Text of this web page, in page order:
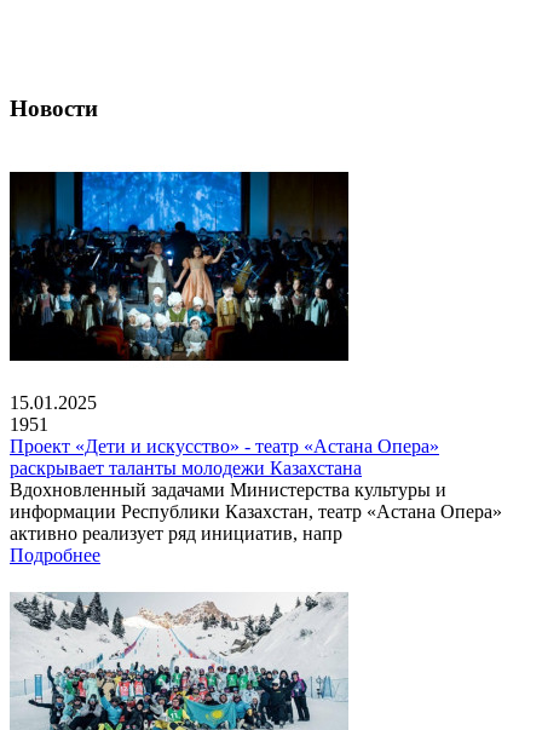
Новости
15.01.2025
1951
Проект «Дети и искусство» - театр «Астана Опера»
раскрывает таланты молодежи Казахстана
Вдохновленный задачами Министерства культуры и
информации Республики Казахстан, театр «Астана Опера»
активно реализует ряд инициатив, напр
Подробнее